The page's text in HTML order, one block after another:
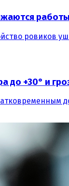
ровиков
до +30° и